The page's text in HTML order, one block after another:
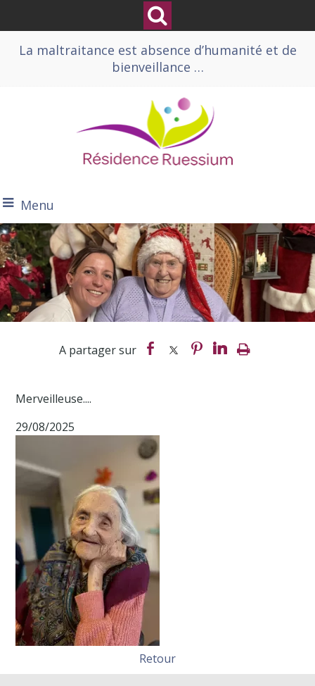
La maltraitance est absence d’humanité et de
bienveillance …
Menu
Merveilleuse....
29/08/2025
Retour